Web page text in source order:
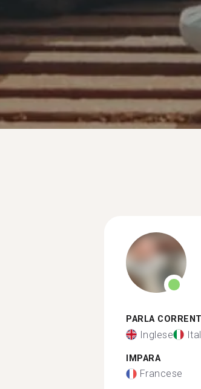
PARLA
Inglese
IMPARA
Francese